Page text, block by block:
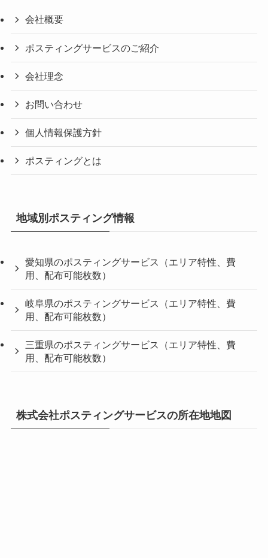
会社概要
ポスティングサービスのご紹介
会社理念
お問い合わせ
個人情報保護方針
ポスティングとは
地域別ポスティング情報
愛知県のポスティングサービス（エリア特性、費
用、配布可能枚数）
岐阜県のポスティングサービス（エリア特性、費
用、配布可能枚数）
三重県のポスティングサービス（エリア特性、費
用、配布可能枚数）
株式会社ポスティングサービスの所在地地図